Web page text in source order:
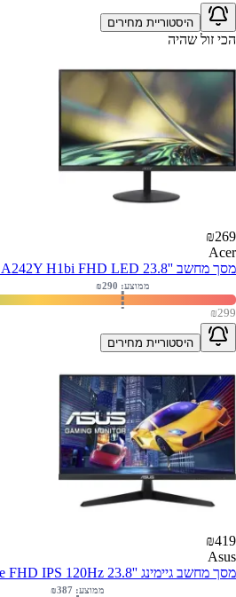
היסטוריית מחירים
הכי זול שהיה
₪269
Acer
מסך מחשב ''Acer SA242Y H1bi FHD LED 23.8 - צבע שחור
₪299
ממוצע: ₪ 290
היסטוריית מחירים
₪419
Asus
מסך מחשב גיימינג ''Asus VY249HGR Eye Care FHD IPS 120Hz 23.8
ממוצע: ₪ 387